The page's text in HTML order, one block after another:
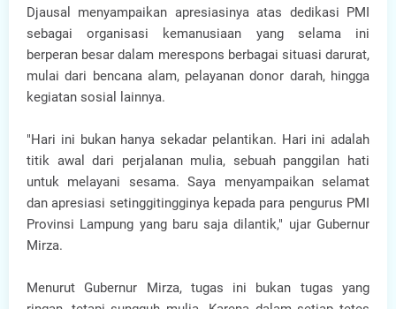
Djausal menyampaikan apresiasinya atas dedikasi PMI
sebagai organisasi kemanusiaan yang selama ini
berperan besar dalam merespons berbagai situasi darurat,
mulai dari bencana alam, pelayanan donor darah, hingga
kegiatan sosial lainnya.
"Hari ini bukan hanya sekadar pelantikan. Hari ini adalah
titik awal dari perjalanan mulia, sebuah panggilan hati
untuk melayani sesama. Saya menyampaikan selamat
dan apresiasi setinggitingginya kepada para pengurus PMI
Provinsi Lampung yang baru saja dilantik," ujar Gubernur
Mirza.
Menurut Gubernur Mirza, tugas ini bukan tugas yang